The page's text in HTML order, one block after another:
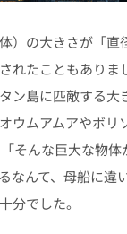
）の大きさが「直
れたこともありま
ン島に匹敵する大
ウムアムアやボリ
そんな巨大な物
なんて、母船に違
分でした。